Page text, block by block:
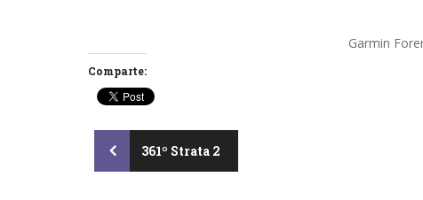
Garmin
Comparte:
Post361º Strata 2